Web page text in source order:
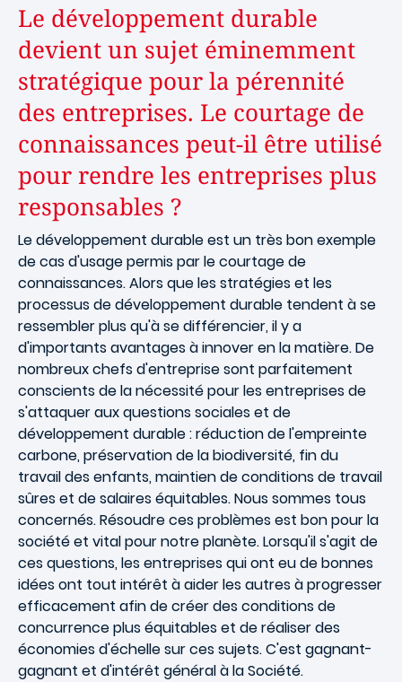
Le développement durable
devient un sujet éminemment
stratégique pour la pérennité
des entreprises. Le courtage de
connaissances peut-il être utilisé
pour rendre les entreprises plus
responsables ?
Le développement durable est un très bon exemple
de cas d'usage permis par le courtage de
connaissances. Alors que les stratégies et les
processus de développement durable tendent à se
ressembler plus qu'à se différencier, il y a
d'importants avantages à innover en la matière. De
nombreux chefs d'entreprise sont parfaitement
conscients de la nécessité pour les entreprises de
s'attaquer aux questions sociales et de
développement durable : réduction de l'empreinte
carbone, préservation de la biodiversité, fin du
travail des enfants, maintien de conditions de travail
sûres et de salaires équitables. Nous sommes tous
concernés. Résoudre ces problèmes est bon pour la
société et vital pour notre planète. Lorsqu'il s'agit de
ces questions, les entreprises qui ont eu de bonnes
idées ont tout intérêt à aider les autres à progresser
efficacement afin de créer des conditions de
concurrence plus équitables et de réaliser des
économies d'échelle sur ces sujets. C'est gagnant-
gagnant et d'intérêt général à la Société.